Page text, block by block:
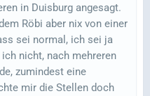
in Duisburg angesagt.
Röbi aber nix von einer
sei normal, ich sei ja
nicht, nach mehreren
zumindest eine
mir die Stellen doch